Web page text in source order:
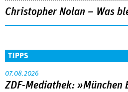
Christopher Nolan – Was
TIPPS
07.08.2026
ZDF-Mediathek: »München